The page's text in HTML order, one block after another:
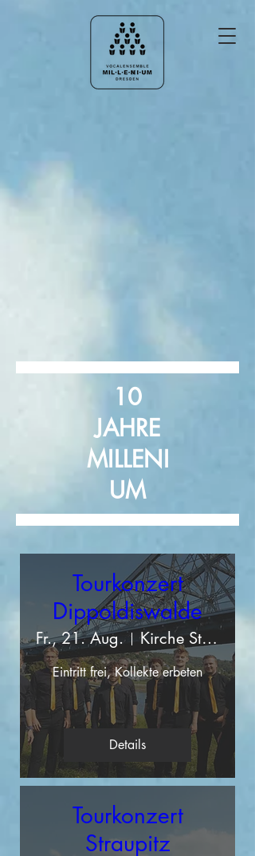
10
JAHRE
MILLENI
UM
Tourkonzert
Dippoldiswalde
Fr., 21. Aug. Kirche St. Nikolai Dippoldiswalde
Eintritt frei, Kollekte erbeten
Details
Tourkonzert
Straupitz